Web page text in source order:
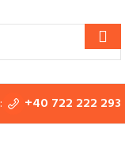
+40 722 222 293